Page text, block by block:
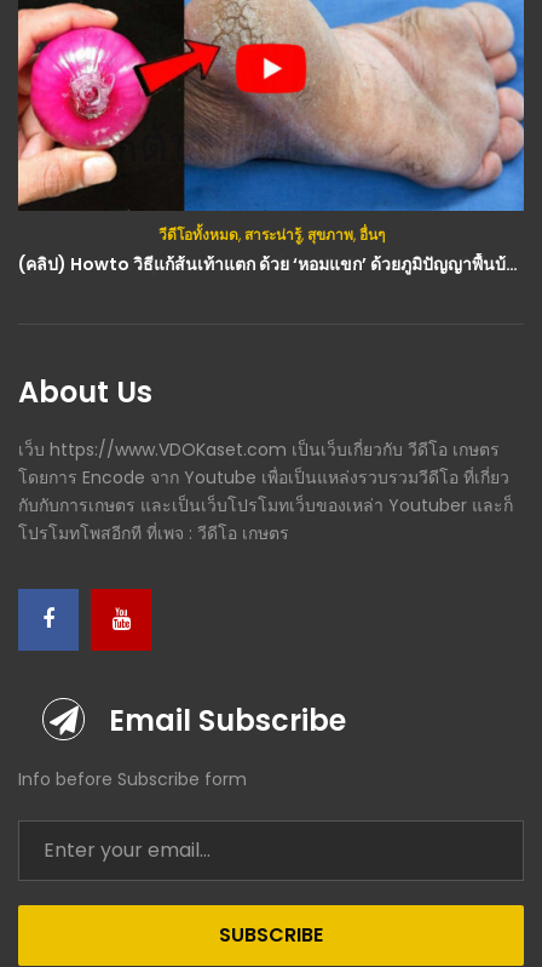
วีดีโอทั้งหมด, สาระน่ารู้, สุขภาพ,อื่นๆ
(คลิป) Howto วิธีแก้ส้นเท้าแตก ด้วย ‘หอมแขก’ ด้วยภูมิปัญญาพื้นบ้าน : วีดีโอ เกษตร
About Us
เว็บ https://www.VDOKaset.com เป็นเว็บเกี่ยวกับ วีดีโอ เกษตร
โดยการ Encode จาก Youtube เพื่อเป็นแหล่งรวบรวมวีดีโอ ที่เกี่ยว
กับกับการเกษตร และเป็นเว็บโปรโมทเว็บของเหล่า Youtuber และก็
โปรโมทโพสอีกที ที่เพจ : วีดีโอ เกษตร
Email Subscribe
Info before Subscribe form
SUBSCRIBE